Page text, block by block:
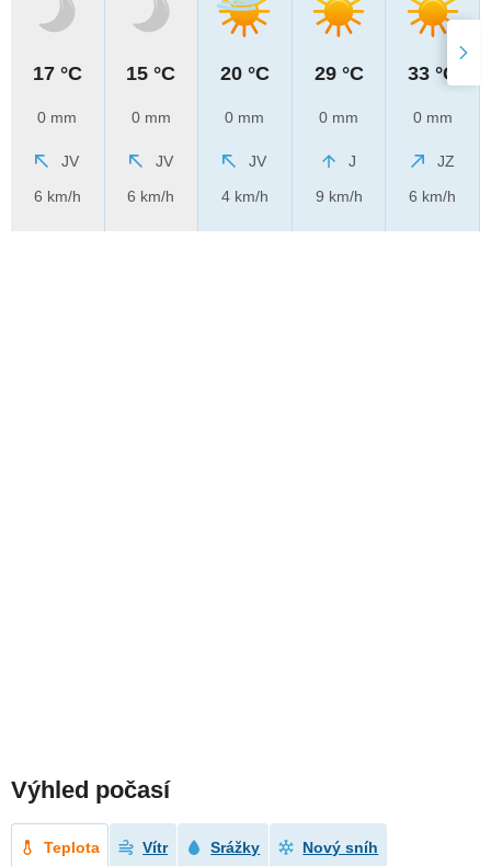
17 °C
0 mm
JV
6 km/h
15 °C
0 mm
JV
6 km/h
20 °C
0 mm
JV
4 km/h
29 °C
0 mm
J
9 km/h
33 °C
0 mm
JZ
6 km/h
Výhled počasí
Teplota Vítr Srážky Nový sníh